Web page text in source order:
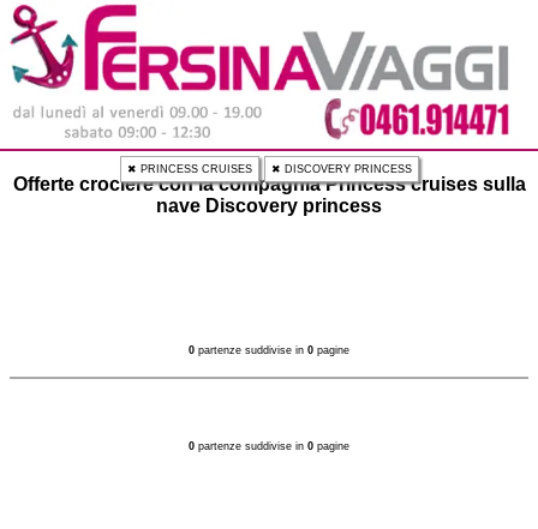
✖ PRINCESS CRUISES ✖ DISCOVERY PRINCESS
Offerte crociere con la compagnia Princess cruises sulla
nave Discovery princess
0 partenze suddivise in 0 pagine
0 partenze suddivise in 0 pagine